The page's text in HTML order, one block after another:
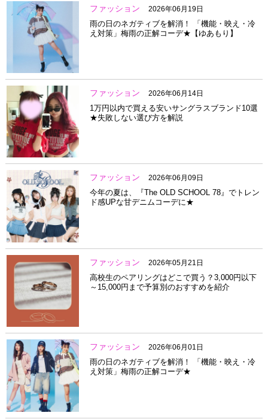
ファッション 2026年06月19日
雨の日のネガティブを解消！ 「機能・映え・冷
え対策」梅雨の正解コーデ★【ゆあもり】
ファッション 2026年06月14日
1万円以内で買える安いサングラスブランド10選
★失敗しない選び方を解説
ファッション 2026年06月09日
今年の夏は、『The OLD SCHOOL 78』でトレン
ド感UPな甘デニムコーデに★
ファッション 2026年05月21日
高校生のペアリングはどこで買う？3,000円以下
～15,000円まで予算別のおすすめを紹介
ファッション 2026年06月01日
雨の日のネガティブを解消！ 「機能・映え・冷
え対策」梅雨の正解コーデ★